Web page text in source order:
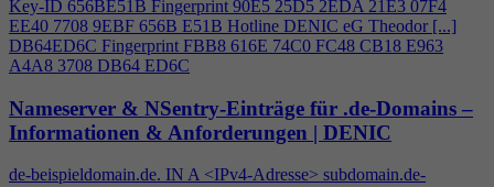
Key-ID 656BE51B Fingerprint 90E5 25D5 2EDA 21E3 07F4
EE40 7708 9EBF 656B E51B Hotline DENIC eG Theodor [...]
DB64ED6C Fingerprint FBB8 616E 74C0 FC48 CB18 E963
A4A8 3708 DB64 ED6C
Nameserver & NSentry-Einträge für .de-Domains –
Informationen & Anforderungen | DENIC
de-beispieldomain.de. IN A <IPv4-Adresse> subdomain.de-